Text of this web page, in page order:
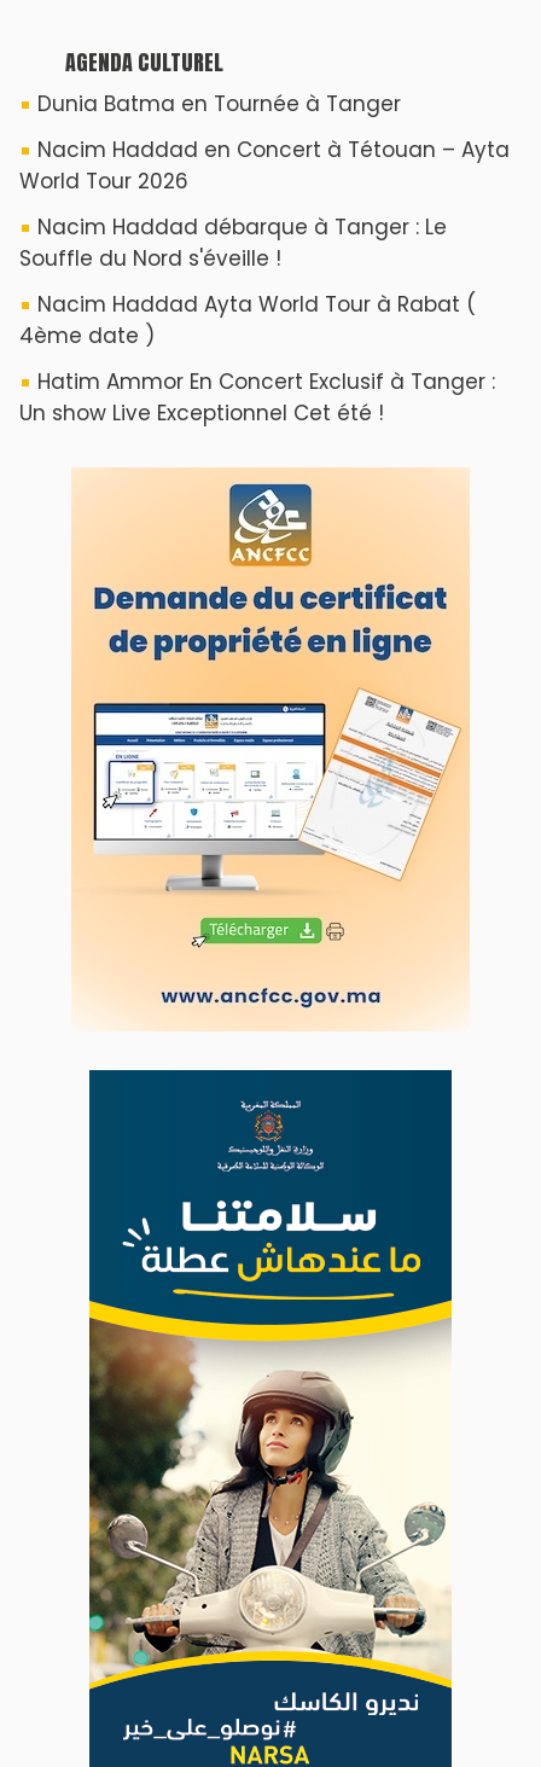
ABOUT US
A propos de L'ODJ
VOS CONTRIBUTIONS
Proposer votre article
LODJ VIDÉO
L'ODJ LIVE TV
LODJ AUDIO
WEB RADIO R212
Copyright © 2022 Groupe de presse Arrissala
Ce site utilise Google Analytics. En continuant à naviguer, vous nous
autorisez à déposer un cookie à des fins de mesure d'audience